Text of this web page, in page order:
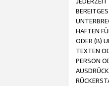
HAFTEN
ODER (B)
TEXTEN
PERSON